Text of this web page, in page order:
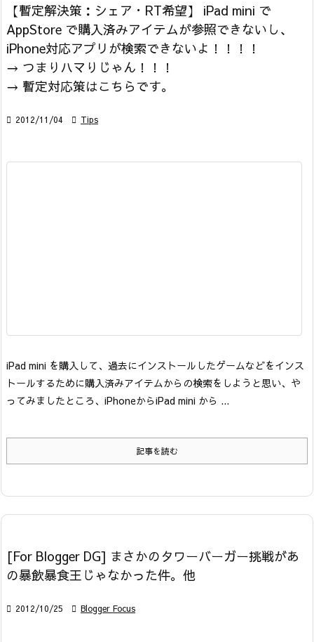
【暫定解決策：シェア・RT希望】 iPad mini で
AppStore で購入済みアイテムが参照できないし、
iPhone対応アプリが検索できないよ！！！！
→ つまりハマりじゃん！！！
→ 暫定対応策はこちらです。
 2012/11/04  Tips
iPad mini を購入して、過去にインストールしたゲームなどをインス
トールするために購入済みアイテムからの検索をしようと思い、や
ってみましたところ、 iPhoneからiPad mini から ...
記事を読む
[For Blogger DG] まさかのタワーバーガー挑戦があ
の暴飲暴食王じゃなかった件。他
 2012/10/25  Blogger Focus